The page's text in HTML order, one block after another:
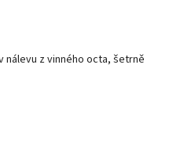
nálevu z vinného octa, šetrně